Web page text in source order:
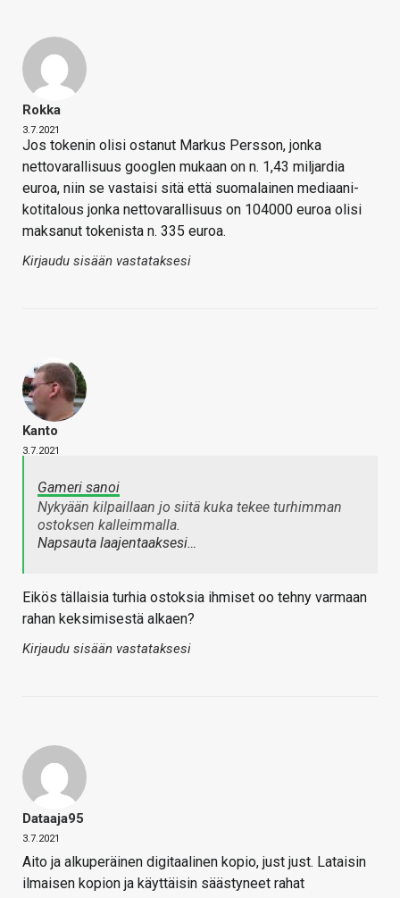
Rokka
3.7.2021
Jos tokenin olisi ostanut Markus Persson, jonka
nettovarallisuus googlen mukaan on n. 1,43 miljardia
euroa, niin se vastaisi sitä että suomalainen mediaani-
kotitalous jonka nettovarallisuus on 104000 euroa olisi
maksanut tokenista n. 335 euroa.
Kirjaudu sisään vastataksesi
Kanto
3.7.2021
Gameri sanoi
Nykyään kilpaillaan jo siitä kuka tekee turhimman
ostoksen kalleimmalla.
Napsauta laajentaaksesi…
Eikös tällaisia turhia ostoksia ihmiset oo tehny varmaan
rahan keksimisestä alkaen?
Kirjaudu sisään vastataksesi
Dataaja95
3.7.2021
Aito ja alkuperäinen digitaalinen kopio, just just. Lataisin
ilmaisen kopion ja käyttäisin säästyneet rahat